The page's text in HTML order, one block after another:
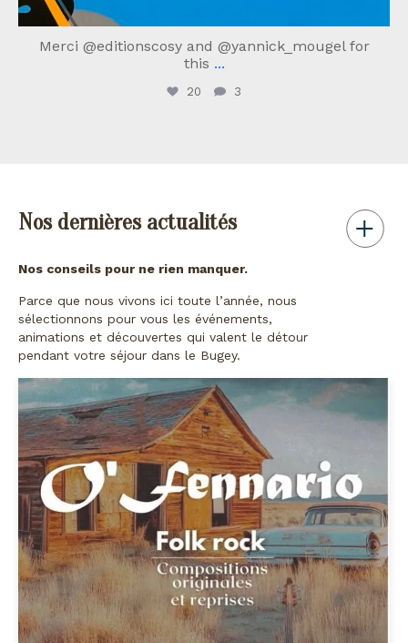
Merci @editionscosy and @yannick_mougel for
this ...
20 3
Nos dernières actualités
Nos conseils pour ne rien manquer.
Parce que nous vivons ici toute l’année, nous
sélectionnons pour vous les événements,
animations et découvertes qui valent le détour
pendant votre séjour dans le Bugey.